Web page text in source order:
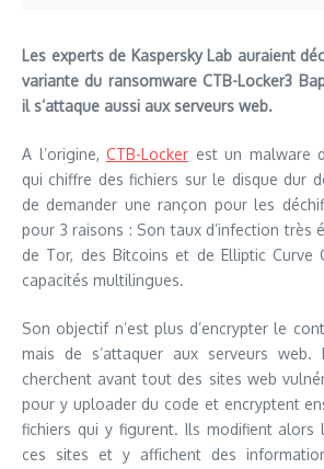
Les experts de Kaspersky Lab auraient
variante du ransomware CTB-Locker3
il s’attaque aussi aux serveurs web.
A l’origine, CTB-Locker est un malware
qui chiffre des fichiers sur le disque dur
de demander une rançon pour les
pour 3 raisons : Son taux d’infection très
de Tor, des Bitcoins et de Elliptic Curve
capacités multilingues.
Son objectif n’est plus d’encrypter le
mais de s’attaquer aux serveurs web.
cherchent avant tout des sites web
pour y uploader du code et encryptent
fichiers qui y figurent. Ils modifient alors
ces sites et y affichent des